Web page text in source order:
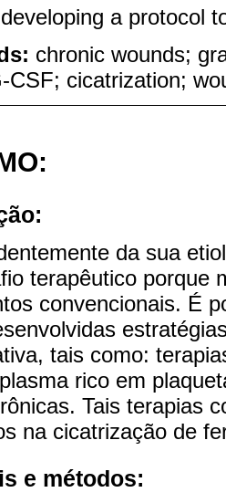
a protocol
chronic wounds;
CSF; cicatrization;
da sua
terapêutico porque
convencionais. É
tais como:
rico em
Tais terapias
na cicatrização de
e métodos: